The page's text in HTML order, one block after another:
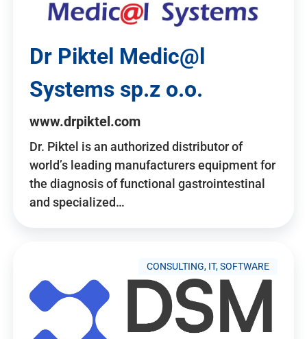
Dr Piktel Medic@l
Systems sp.z o.o.
www.drpiktel.com
Dr. Piktel is an authorized distributor of
world’s leading manufacturers equipment for
the diagnosis of functional gastrointestinal
and specialized…
CONSULTING, IT, SOFTWARE